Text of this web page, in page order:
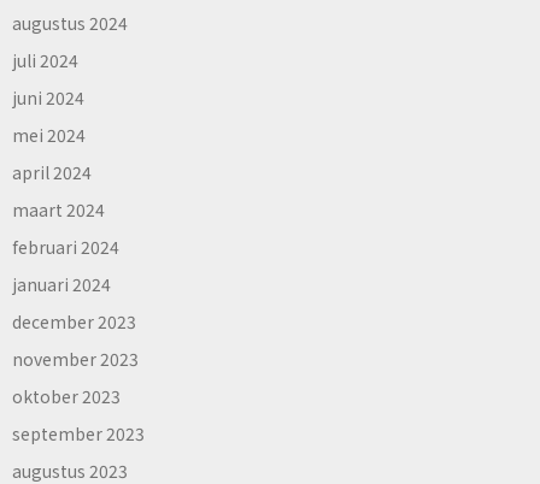
augustus 2024
juli 2024
juni 2024
mei 2024
april 2024
maart 2024
februari 2024
januari 2024
december 2023
november 2023
oktober 2023
september 2023
augustus 2023